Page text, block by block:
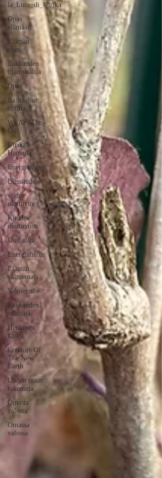
la_Luce_di_Ulrika
Opas
elämään
Elämän
opas
Rakkauden
tilan vaalija
Opas
Läsnäolon
voima
We Are The
Gift
Ulrika
Hannula
Energiakylpy
Blissitude
viides
ulottuvuus
Kuudes
ulottuvuus
Uusi aika
Energiahoito
Elämän
valmentaja
Valmennus
Rakkauden
välittäjä
Henkinen
kasvu
Creators Of
The New
Earth
Uuden maan
rakentaja
Omasta
valosta
Omassa
valossa